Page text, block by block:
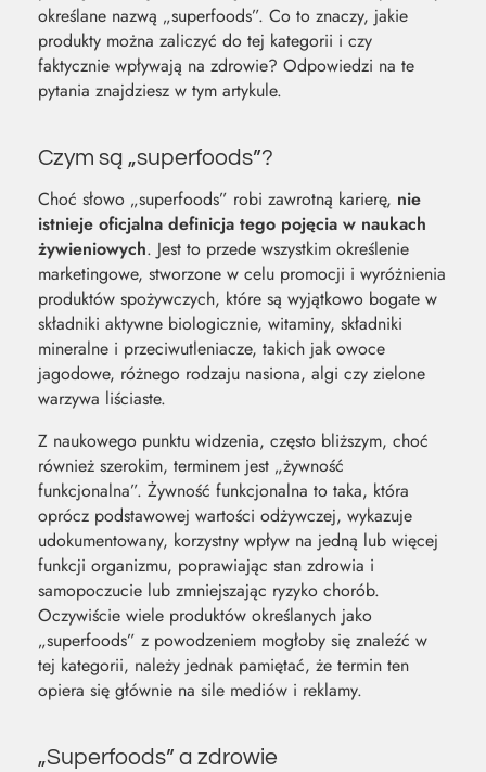
określane nazwą „superfoods”. Co to znaczy, jakie
produkty można zaliczyć do tej kategorii i czy
faktycznie wpływają na zdrowie? Odpowiedzi na te
pytania znajdziesz w tym artykule.
Czym są „superfoods”?
Choć słowo „superfoods” robi zawrotną karierę, nie
istnieje oficjalna definicja tego pojęcia w naukach
żywieniowych. Jest to przede wszystkim określenie
marketingowe, stworzone w celu promocji i wyróżnienia
produktów spożywczych, które są wyjątkowo bogate w
składniki aktywne biologicznie, witaminy, składniki
mineralne i przeciwutleniacze, takich jak owoce
jagodowe, różnego rodzaju nasiona, algi czy zielone
warzywa liściaste.
Z naukowego punktu widzenia, często bliższym, choć
również szerokim, terminem jest „żywność
funkcjonalna”. Żywność funkcjonalna to taka, która
oprócz podstawowej wartości odżywczej, wykazuje
udokumentowany, korzystny wpływ na jedną lub więcej
funkcji organizmu, poprawiając stan zdrowia i
samopoczucie lub zmniejszając ryzyko chorób.
Oczywiście wiele produktów określanych jako
„superfoods” z powodzeniem mogłoby się znaleźć w
tej kategorii, należy jednak pamiętać, że termin ten
opiera się głównie na sile mediów i reklamy.
„Superfoods” a zdrowie